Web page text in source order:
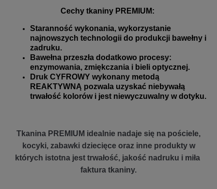
Cechy tkaniny PREMIUM:
Staranność wykonania, wykorzystanie
najnowszych technologii do produkcji bawełny i
zadruku.
Bawełna przeszła dodatkowo procesy:
enzymowania, zmiękczania i bieli optycznej.
Druk CYFROWY wykonany metodą
REAKTYWNĄ pozwala uzyskać niebywałą
trwałość kolorów i jest niewyczuwalny w dotyku.
Tkanina PREMIUM idealnie nadaje się na pościele,
kocyki, zabawki dziecięce oraz inne produkty w
których istotna jest trwałość, jakość nadruku i miła
faktura tkaniny.